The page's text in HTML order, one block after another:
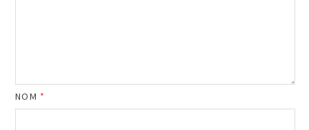
NOM *